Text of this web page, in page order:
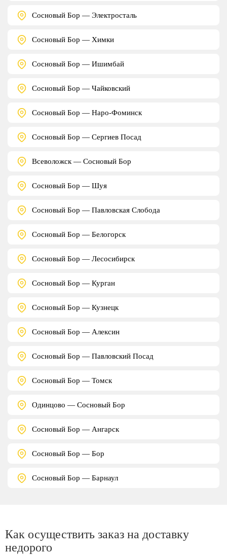
Сосновый Бор — Электросталь
Сосновый Бор — Химки
Сосновый Бор — Ишимбай
Сосновый Бор — Чайковский
Сосновый Бор — Наро-Фоминск
Сосновый Бор — Сергиев Посад
Всеволожск — Сосновый Бор
Сосновый Бор — Шуя
Сосновый Бор — Павловская Слобода
Сосновый Бор — Белогорск
Сосновый Бор — Лесосибирск
Сосновый Бор — Курган
Сосновый Бор — Кузнецк
Сосновый Бор — Алексин
Сосновый Бор — Павловский Посад
Сосновый Бор — Томск
Одинцово — Сосновый Бор
Сосновый Бор — Ангарск
Сосновый Бор — Бор
Сосновый Бор — Барнаул
Как осуществить заказ на доставку
недорого